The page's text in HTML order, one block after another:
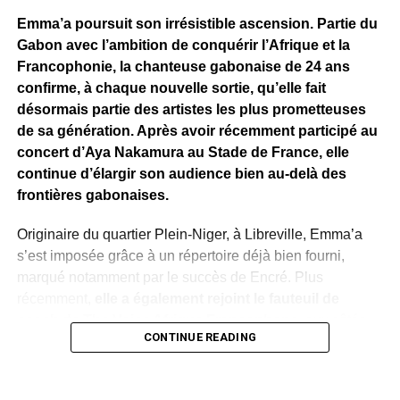
Emma’a poursuit son irrésistible ascension. Partie du
Gabon avec l’ambition de conquérir l’Afrique et la
Francophonie, la chanteuse gabonaise de 24 ans
confirme, à chaque nouvelle sortie, qu’elle fait
désormais partie des artistes les plus prometteuses
de sa génération. Après avoir récemment participé au
concert d’Aya Nakamura au Stade de France, elle
continue d’élargir son audience bien au-delà des
frontières gabonaises.
Originaire du quartier Plein-Niger, à Libreville, Emma’a
s’est imposée grâce à un répertoire déjà bien fourni,
marqué notamment par le succès de Encré. Plus
coach de The Voice Afrique Francophone, aux côtés
de figures emblématiques de la musique africaine comme
CONTINUE READING